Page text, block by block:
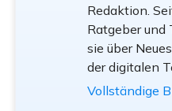
Redaktion.
Ratgeber und
sie über
der digitalen
Vollständige